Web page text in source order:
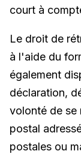
court à
Le droit de
à l'aide du
également
déclaration,
volonté de se
postal
postales ou